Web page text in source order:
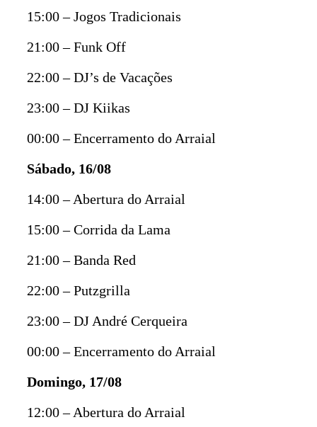
15:00 – Jogos Tradicionais
21:00 – Funk Off
22:00 – DJ’s de Vacações
23:00 – DJ Kiikas
00:00 – Encerramento do Arraial
Sábado, 16/08
14:00 – Abertura do Arraial
15:00 – Corrida da Lama
21:00 – Banda Red
22:00 – Putzgrilla
23:00 – DJ André Cerqueira
00:00 – Encerramento do Arraial
Domingo, 17/08
12:00 – Abertura do Arraial